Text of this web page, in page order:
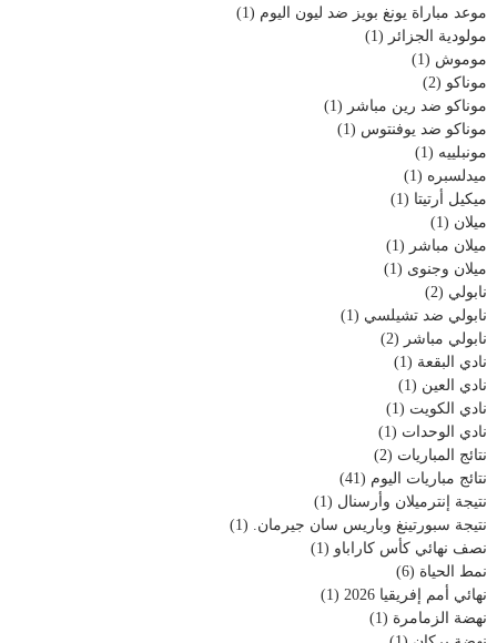
موعد مباراة يونغ بويز ضد ليون اليوم (1)
مولودية الجزائر (1)
موموش (1)
موناكو (2)
موناكو ضد رين مباشر (1)
موناكو ضد يوفنتوس (1)
مونبلييه (1)
ميدلسبره (1)
ميكيل أرتيتا (1)
ميلان (1)
ميلان مباشر (1)
ميلان وجنوى (1)
نابولي (2)
نابولي ضد تشيلسي (1)
نابولي مباشر (2)
نادي البقعة (1)
نادي العين (1)
نادي الكويت (1)
نادي الوحدات (1)
نتائج المباريات (2)
نتائج مباريات اليوم (41)
نتيجة إنترميلان وأرسنال (1)
نتيجة سبورتينغ وباريس سان جيرمان. (1)
نصف نهائي كأس كاراباو (1)
نمط الحياة (6)
نهائي أمم إفريقيا 2026
(1)
نهضة الزمامرة (1)